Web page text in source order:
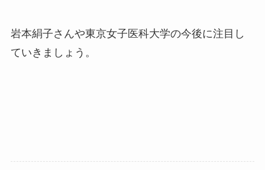
岩本絹子さんや東京女子医科大学の今後に注目し
ていきましょう。